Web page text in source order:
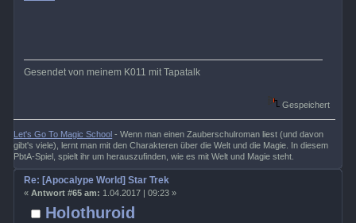
Gesendet von meinem K011 mit Tapatalk
Gespeichert
Let's Go To Magic School - Wenn man einen Zauberschulroman liest (und davon
gibt's viele), lernt man mit den Charakteren über die Welt und die Magie. In diesem
PbtA-Spiel, spielt ihr um herauszufinden, wie es mit Welt und Magie steht.
Holothuroid
Re: [Apocalype World] Star Trek
« Antwort #65 am: 1.04.2017 | 09:23 »